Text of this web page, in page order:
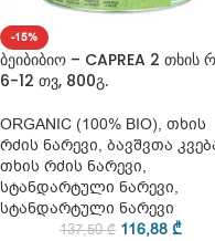
-15%
ბეიბიბიო – CAPREA 2 თხის
6-12 თვ, 800გ.
ORGANIC (100% BIO), თხის
რძის ნარევი, ბავშვთა
თხის რძის ნარევი,
სტანდარტული ნარევი,
სტანდარტული ნარევი
137,50₾ 116,88 ₾